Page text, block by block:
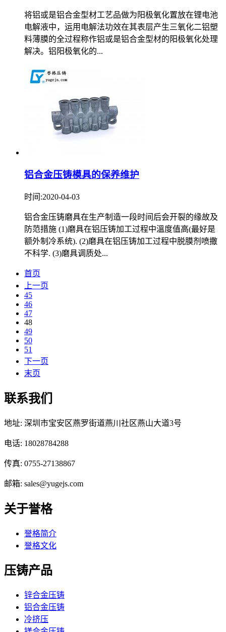
将铝或是铝合金型材工艺品做为阳极氧化置放在锂电池
电解液中，运用电解法功效在其表层产生三氧化二铝塑
料薄膜的全过程称作铝或是铝合金型材的阳极氧化处理
解决。铝阳极氧化的...
铝合金压铸模具的保养维护
时间:2020-04-03
铝合金压铸磨具在生产制造一段时间后会开裂的缘故及
防范措施 (1)磨具在铝压铸加工过程中溫度值高(最好是
额外制冷系统). (2)磨具在铝压铸加工过程中脱膜剂喷撒
不科学. (3)磨具调质处...
首页
上一页
45
46
47
48
49
50
51
下一页
末页
联系我们
地址: 深圳市宝安区燕罗街道燕川社区燕山大道3号
电话: 18028784288
传真: 0755-27138867
邮箱: sales@yugejs.com
关于誉格
誉格简介
誉格文化
压铸产品
锌合金压铸
铝合金压铸
冷挤压